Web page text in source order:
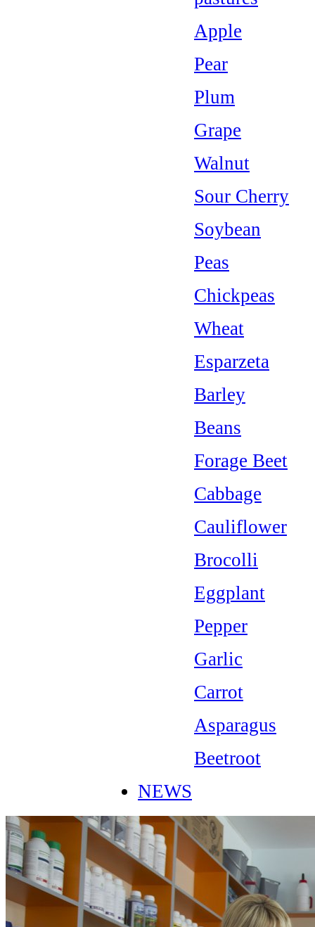
Apple
Pear
Plum
Grape
Walnut
Sour Cherry
Soybean
Peas
Chickpeas
Wheat
Esparzeta
Barley
Beans
Forage Beet
Cabbage
Cauliflower
Brocolli
Eggplant
Pepper
Garlic
Carrot
Asparagus
Beetroot
NEWS